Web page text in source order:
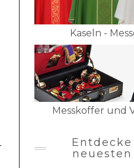
Kaseln -
Messkoffer und
neuesten